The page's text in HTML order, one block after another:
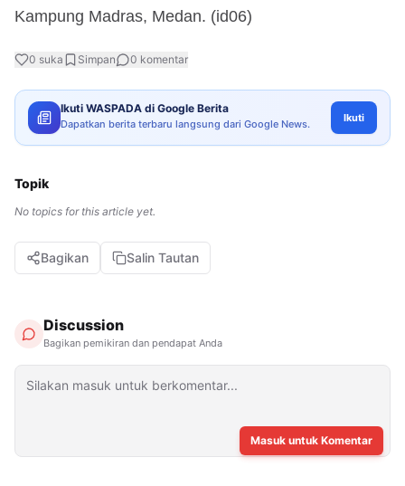
Kampung Madras, Medan. (id06)
0 suka Simpan 0 komentar
Ikuti WASPADA di Google Berita
Dapatkan berita terbaru langsung dari Google News. Ikuti
Topik
No topics for this article yet.
Bagikan Salin Tautan
Discussion
Bagikan pemikiran dan pendapat Anda
Masuk untuk Komentar